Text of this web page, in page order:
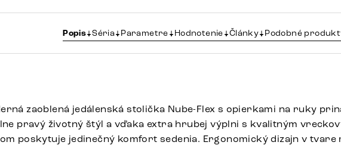
Popis Séria Parametre Hodnotenie Články Podobné
zaoblená jedálenská stolička Nube-Flex s opierkami na ruky
pravý životný štýl a vďaka extra hrubej výplni s kvalitným
poskytuje jedinečný komfort sedenia. Ergonomický dizajn v tvare